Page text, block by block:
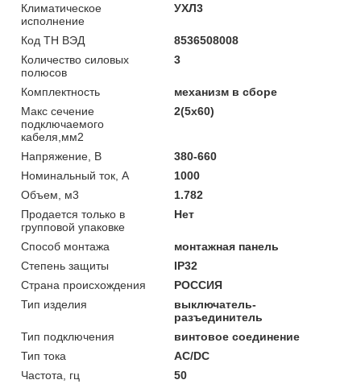
Климатическое
исполнение
УХЛ3
Код ТН ВЭД
8536508008
Количество силовых
полюсов
3
Комплектность
механизм в сборе
Макс сечение
подключаемого
кабеля,мм2
2(5х60)
Напряжение, В
380-660
Номинальный ток, А
1000
Объем, м3
1.782
Продается только в
групповой упаковке
Нет
Способ монтажа
монтажная панель
Степень защиты
IP32
Страна происхождения
РОССИЯ
Тип изделия
выключатель-
разъединитель
Тип подключения
винтовое соединение
Тип тока
АС/DC
Частота, гц
50